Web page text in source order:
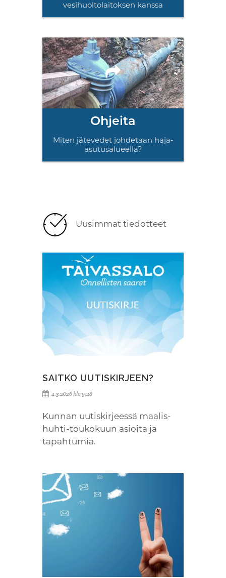
vesihuoltolaitoksen kanssa
Ohjeita
Miten jätevedet johdetaan haja-
asutusalueella?
Uusimmat tiedotteet
SAITKO UUTISKIRJEEN?
4.3.2026 klo 9.28
Kunnan uutiskirjeessä maalis-
huhti-toukokuun asioita ja
tapahtumia.